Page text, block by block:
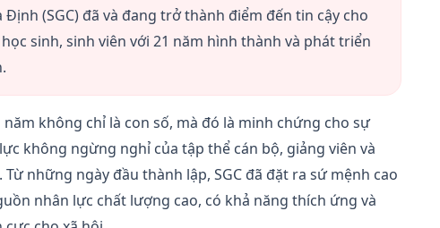
Định (SGC) đã và đang trở thành điểm đến tin cậy cho
sinh, sinh viên với 21 năm hình thành và phát triển
không chỉ là con số, mà đó là minh chứng cho sự
không ngừng nghỉ của tập thể cán bộ, giảng viên và
Từ những ngày đầu thành lập, SGC đã đặt ra sứ mệnh cao
nhân lực chất lượng cao, có khả năng thích ứng và